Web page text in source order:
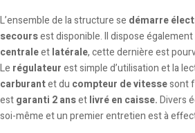
L’ensemble de la structure se démarre
secoursest disponible. Il dispose également
centraleetlatérale, cette dernière est
Le régulateurest simple d’utilisation et la
carburantet du compteur de vitessesont
estgaranti 2 ansetlivré en caisse.Divers
soi-même et un premier entretien est à